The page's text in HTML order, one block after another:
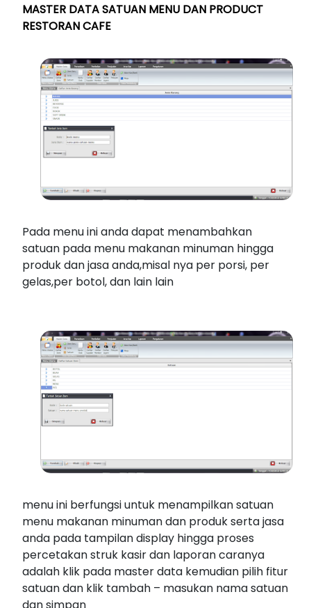
MASTER DATA SATUAN MENU DAN PRODUCT
RESTORAN CAFE
Pada menu ini anda dapat menambahkan
satuan pada menu makanan minuman hingga
produk dan jasa anda,misal nya per porsi, per
gelas,per botol, dan lain lain
menu ini berfungsi untuk menampilkan satuan
menu makanan minuman dan produk serta jasa
anda pada tampilan display hingga proses
percetakan struk kasir dan laporan caranya
adalah klik pada master data kemudian pilih fitur
satuan dan klik tambah – masukan nama satuan